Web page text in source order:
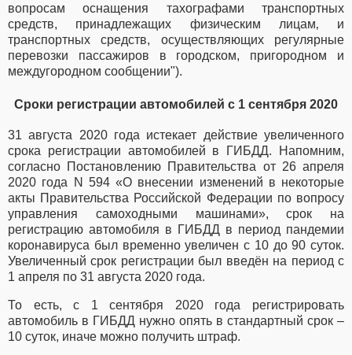
вопросам оснащения тахографами транспортных
средств, принадлежащих физическим лицам‚ и
транспортных средств, осуществляющих регулярные
перевозки пассажиров в городском, пригородном и
междугородном сообщении").
Сроки регистрации автомобилей с 1 сентября 2020
31 августа 2020 года истекает действие увеличенного
срока регистрации автомобилей в ГИБДД. Напомним,
согласно Постановлению Правительства от 26 апреля
2020 года N 594 «О внесении изменений в некоторые
акты Правительства Российской Федерации по вопросу
управления самоходными машинами», срок на
регистрацию автомобиля в ГИБДД в период пандемии
коронавируса был временно увеличен с 10 до 90 суток.
Увеличенный срок регистрации был введён на период с
1 апреля по 31 августа 2020 года.
То есть, с 1 сентября 2020 года регистрировать
автомобиль в ГИБДД нужно опять в стандартный срок –
10 суток, иначе можно получить штраф.